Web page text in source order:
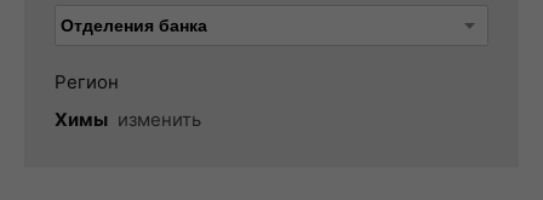
Регион
Химы изменить